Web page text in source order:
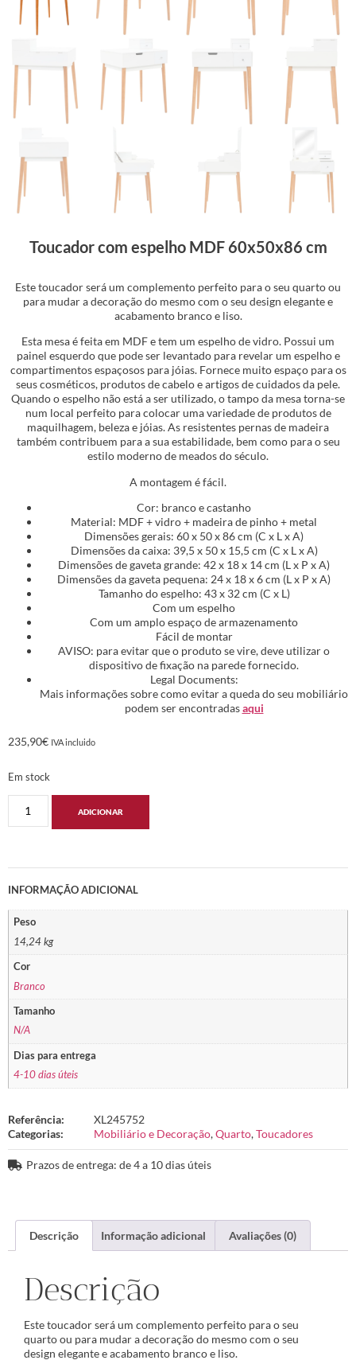
Toucador com espelho MDF 60x50x86 cm
Este toucador será um complemento perfeito para o seu quarto ou
para mudar a decoração do mesmo com o seu design elegante e
acabamento branco e liso.
Esta mesa é feita em MDF e tem um espelho de vidro. Possui um
painel esquerdo que pode ser levantado para revelar um espelho e
compartimentos espaçosos para jóias. Fornece muito espaço para os
seus cosméticos, produtos de cabelo e artigos de cuidados da pele.
Quando o espelho não está a ser utilizado, o tampo da mesa torna-se
num local perfeito para colocar uma variedade de produtos de
maquilhagem, beleza e jóias. As resistentes pernas de madeira
também contribuem para a sua estabilidade, bem como para o seu
estilo moderno de meados do século.
A montagem é fácil.
Cor: branco e castanho
Material: MDF + vidro + madeira de pinho + metal
Dimensões gerais: 60 x 50 x 86 cm (C x L x A)
Dimensões da caixa: 39,5 x 50 x 15,5 cm (C x L x A)
Dimensões de gaveta grande: 42 x 18 x 14 cm (L x P x A)
Dimensões da gaveta pequena: 24 x 18 x 6 cm (L x P x A)
Tamanho do espelho: 43 x 32 cm (C x L)
Com um espelho
Com um amplo espaço de armazenamento
Fácil de montar
AVISO: para evitar que o produto se vire, deve utilizar o
dispositivo de fixação na parede fornecido.
Legal Documents:
Mais informações sobre como evitar a queda do seu mobiliário
podem ser encontradasaqui
235,90€ IVA incluido
Em stock
ADICIONAR
INFORMAÇÃO ADICIONAL
Peso
14,24 kg
Cor
Branco
Tamanho
N/A
Dias para entrega
4-10 dias úteis
Referência:
XL245752
Categorias:
Mobiliário e Decoração,Quarto,Toucadores
Prazos de entrega: de 4 a 10 dias úteis
Descrição Informação adicional Avaliações (0)
Descrição
Este toucador será um complemento perfeito para o seu
quarto ou para mudar a decoração do mesmo com o seu
design elegante e acabamento branco e liso.